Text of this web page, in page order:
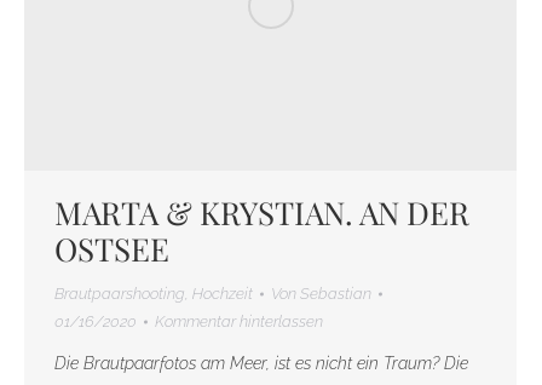
MARTA & KRYSTIAN. AN DER
OSTSEE
Brautpaarshooting, Hochzeit Von Sebastian
01/16/2020
Kommentar hinterlassen
Die Brautpaarfotos am Meer, ist es nicht ein Traum? Die